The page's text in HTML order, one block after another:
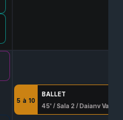
BALLET
5 à 10
45' / Sala 2 /Daiany Vasconcellos Serafim